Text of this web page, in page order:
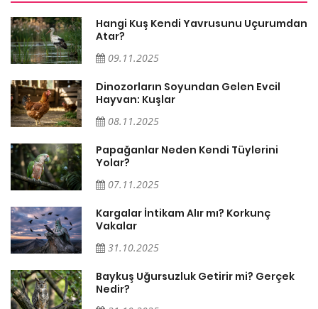
Hangi Kuş Kendi Yavrusunu Uçurumdan
Atar?
09.11.2025
Dinozorların Soyundan Gelen Evcil
Hayvan: Kuşlar
08.11.2025
Papağanlar Neden Kendi Tüylerini
Yolar?
07.11.2025
Kargalar İntikam Alır mı? Korkunç
Vakalar
31.10.2025
Baykuş Uğursuzluk Getirir mi? Gerçek
Nedir?